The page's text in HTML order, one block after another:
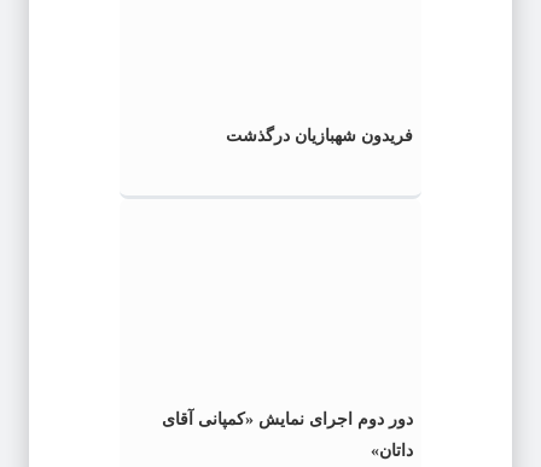
فریدون شهبازیان درگذشت
دور دوم اجرای نمایش «کمپانی آقای
داتان»